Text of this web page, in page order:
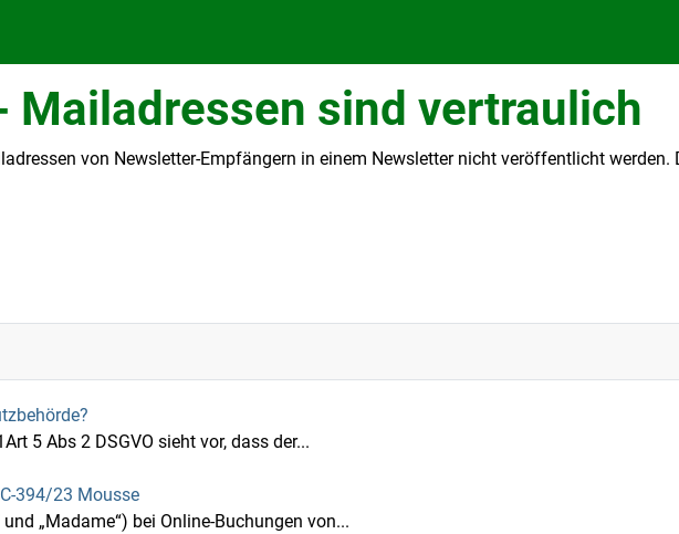
Mailadressen sind vertraulich
von Newsletter-Empfängern in einem Newsletter nicht veröffentlicht
5 Abs 2 DSGVO sieht vor, dass der...
394/23 Mousse
„Madame“) bei Online-Buchungen von...